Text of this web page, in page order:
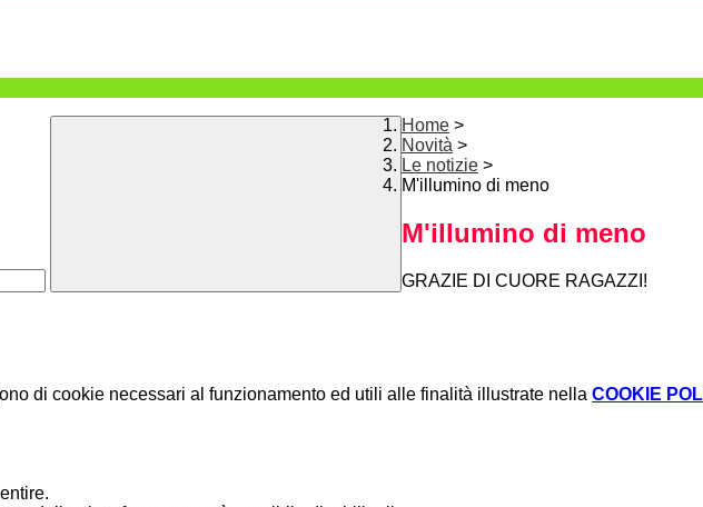
Home >
Novità >
Le notizie >
M'illumino di meno
M'illumino di meno
GRAZIE DI CUORE RAGAZZI!
di cookie necessari al funzionamento ed utili alle finalità illustrate nella COOKIE